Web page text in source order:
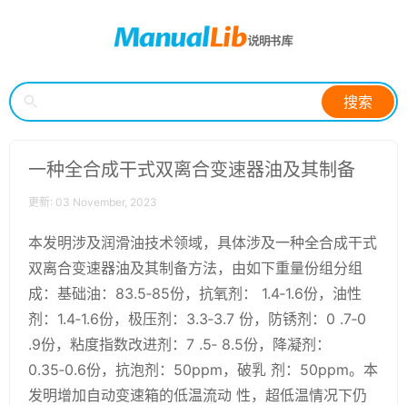
搜索
一种全合成干式双离合变速器油及其制备
更新: 03 November, 2023
本发明涉及润滑油技术领域，具体涉及一种全合成干式
双离合变速器油及其制备方法，由如下重量份组分组
成：基础油：83.5‑85份，抗氧剂： 1.4‑1.6份，油性
剂：1.4‑1.6份，极压剂：3.3‑3.7 份，防锈剂：0 .7‑0
.9份，粘度指数改进剂：7 .5‑ 8.5份，降凝剂：
0.35‑0.6份，抗泡剂：50ppm，破乳 剂：50ppm。本
发明增加自动变速箱的低温流动 性，超低温情况下仍